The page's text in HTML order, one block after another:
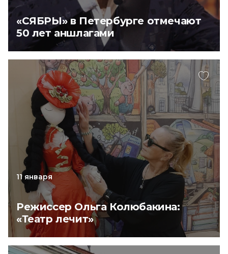
«СЯБРЫ» в Петербурге отмечают
50 лет аншлагами
11 января
Режиссер Ольга Колюбакина:
«Театр лечит»